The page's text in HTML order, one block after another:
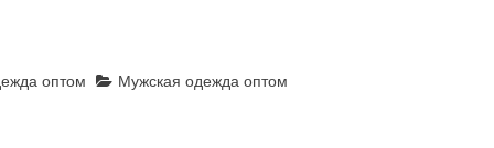
оптом Мужская одежда оптом